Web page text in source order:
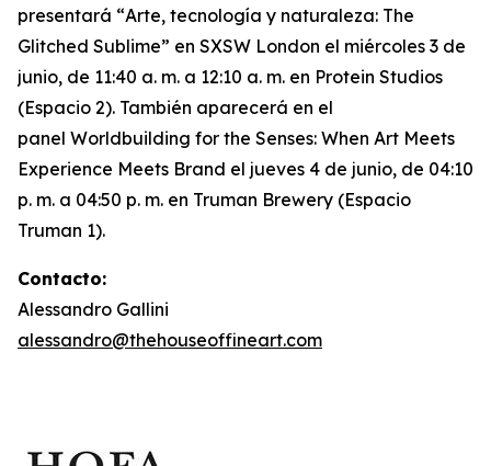
presentará “Arte, tecnología y naturaleza: The
Glitched Sublime” en SXSW London el miércoles 3 de
junio, de 11:40 a. m. a 12:10 a. m. en Protein Studios
(Espacio 2). También aparecerá en el
panel Worldbuilding for the Senses: When Art Meets
Experience Meets Brand el jueves 4 de junio, de 04:10
p. m. a 04:50 p. m. en Truman Brewery (Espacio
Truman 1).
Contacto:
Alessandro Gallini
alessandro@thehouseoffineart.com